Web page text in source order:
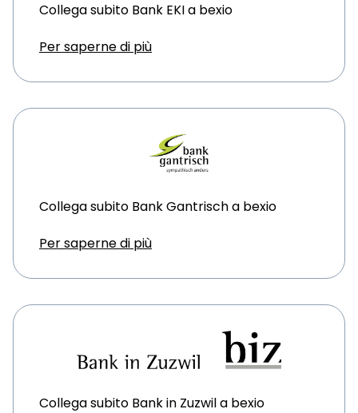
Collega subito Bank EKI a bexio
Per saperne di più
Collega subito Bank Gantrisch a bexio
Per saperne di più
Collega subito Bank in Zuzwil a bexio